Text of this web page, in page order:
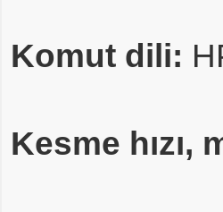
Komut dili:
Kesme hızı,